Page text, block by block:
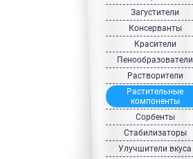
Загустители
Консерванты
Красители
Пенообразователи
Растворители
Растительные
компоненты
Сорбенты
Стабилизаторы
Улучшители вкуса